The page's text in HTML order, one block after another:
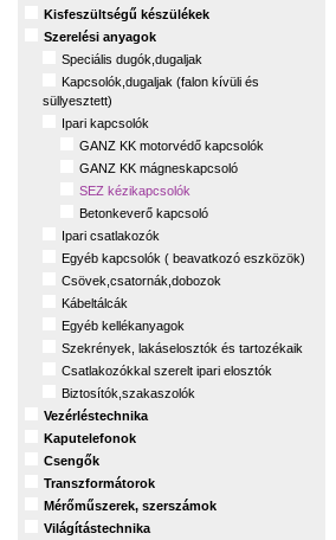
Kisfeszültségű készülékek
Szerelési anyagok
Speciális dugók,dugaljak
Kapcsolók,dugaljak (falon kívüli és
süllyesztett)
Ipari kapcsolók
GANZ KK motorvédő kapcsolók
GANZ KK mágneskapcsoló
SEZ kézikapcsolók
Betonkeverő kapcsoló
Ipari csatlakozók
Egyéb kapcsolók ( beavatkozó eszközök)
Csövek,csatornák,dobozok
Kábeltálcák
Egyéb kellékanyagok
Szekrények, lakáselosztók és tartozékaik
Csatlakozókkal szerelt ipari elosztók
Biztosítók,szakaszolók
Vezérléstechnika
Kaputelefonok
Csengők
Transzformátorok
Mérőműszerek, szerszámok
Világítástechnika